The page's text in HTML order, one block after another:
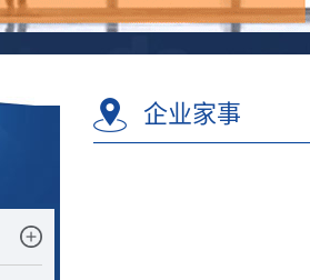
企业家事